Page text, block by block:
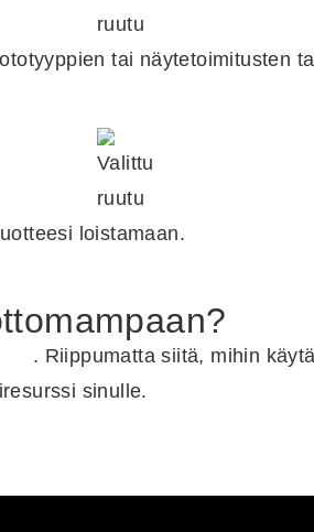
tai näytetoimitusten
loistamaan.
. Riippumatta siitä, mihin
sinulle.